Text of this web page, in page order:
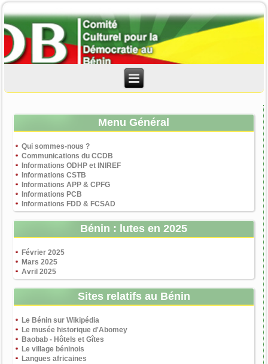
Menu Général
Qui sommes-nous ?
Communications du CCDB
Informations ODHP et INIREF
Informations CSTB
Informations APP & CPFG
Informations PCB
Informations FDD & FCSAD
Bénin : lutes en 2025
Février 2025
Mars 2025
Avril 2025
Sites relatifs au Bénin
Le Bénin sur Wikipédia
Le musée historique d'Abomey
Baobab - Hôtels et Gîtes
Le village béninois
Langues africaines